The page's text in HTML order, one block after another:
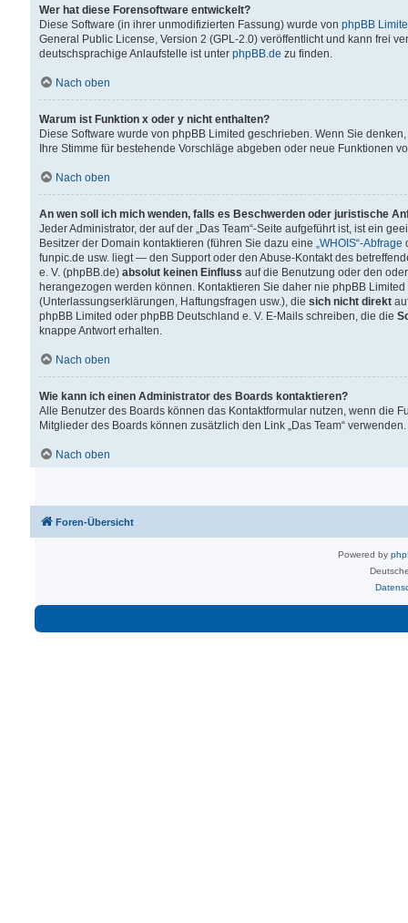
Wer hat diese Forensoftware entwickelt?
Diese Software (in ihrer unmodifizierten Fassung) wurde von phpBB
General Public License, Version 2 (GPL-2.0) veröffentlicht und kann frei
deutschsprachige Anlaufstelle ist unter phpBB.de zu finden.
Nach oben
Warum ist Funktion x oder y nicht enthalten?
Diese Software wurde von phpBB Limited geschrieben. Wenn Sie
Ihre Stimme für bestehende Vorschläge abgeben oder neue Funktionen
Nach oben
An wen soll ich mich wenden, falls es Beschwerden oder juristische
Jeder Administrator, der auf der „Das Team“-Seite aufgeführt ist, ist ein
Besitzer der Domain kontaktieren (führen Sie dazu eine „WHOIS“-Abfrage
funpic.de usw. liegt — den Support oder den Abuse-Kontakt des
e. V. (phpBB.de) absolut keinen Einfluss auf die Benutzung oder den
herangezogen werden können. Kontaktieren Sie daher nie phpBB
(Unterlassungserklärungen, Haftungsfragen usw.), die sich nicht direkt
phpBB Limited oder phpBB Deutschland e. V. E-Mails schreiben, die die
knappe Antwort erhalten.
Nach oben
Wie kann ich einen Administrator des Boards kontaktieren?
Alle Benutzer des Boards können das Kontaktformular nutzen, wenn die
Mitglieder des Boards können zusätzlich den Link „Das Team“ verwenden.
Nach oben
Foren-Übersicht
Powered by